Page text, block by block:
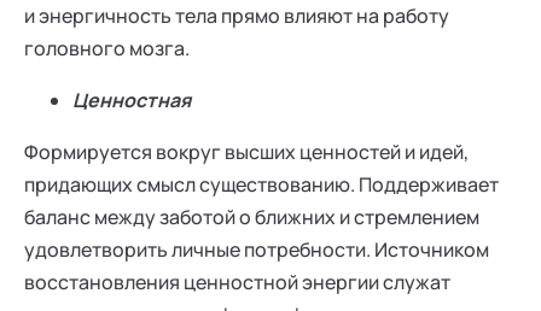
и энергичность тела прямо влияют на работу
головного мозга.
Ценностная
Формируется вокруг высших ценностей и идей,
придающих смысл существованию. Поддерживает
баланс между заботой о ближних и стремлением
удовлетворить личные потребности. Источником
восстановления ценностной энергии служат